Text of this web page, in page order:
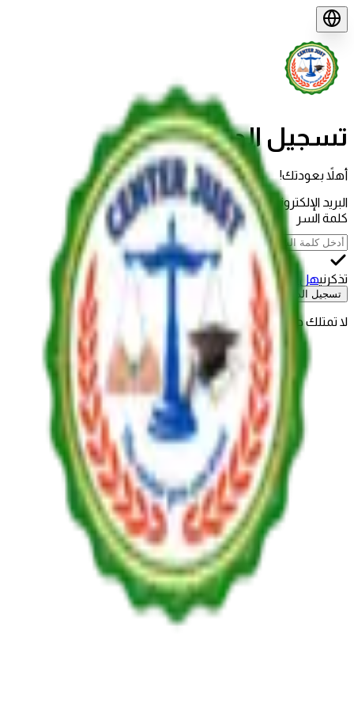
تسجيل الدخول
أهلاً بعودتك!
البريد الإلكتروني
كلمة السر
تذكرنيهل نسيت كلمة السر؟
تسجيل الدخول
لا تمتلك حساباً؟ إنشاء حساب